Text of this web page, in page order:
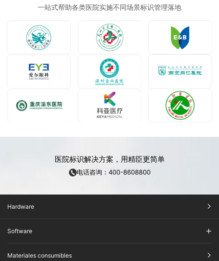
一站式帮助各类医院实施不同场景标识管理落地
医院标识解决方案，用精臣更简单
电话咨询：400-8608800
Hardware
Software
Materiales consumibles